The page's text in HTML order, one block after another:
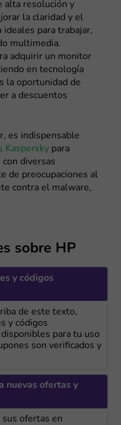
alta resolución y
la claridad y el
para trabajar,
multimedia.
adquirir un monitor
en tecnología
la oportunidad de
a descuentos
es indispensable
Kaspersky para
diversas
de preocupaciones al
contra el malware,
sobre HP
y códigos
de este texto,
y códigos
para tu uso
son verificados y
nuevas ofertas y
ofertas en